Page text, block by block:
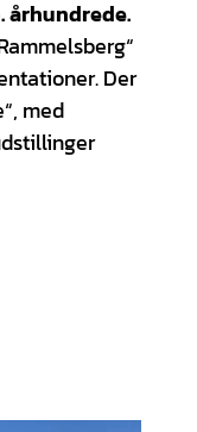
århundrede.
Der
med